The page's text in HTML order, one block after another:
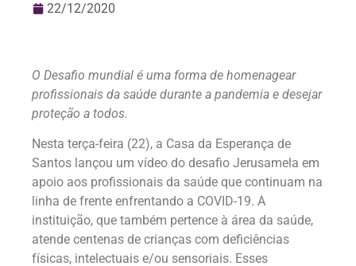
22/12/2020
O Desafio mundial é uma forma de homenagear
profissionais da saúde durante a pandemia e desejar
proteção a todos.
Nesta terça-feira (22), a Casa da Esperança de
Santos lançou um vídeo do desafio Jerusamela em
apoio aos profissionais da saúde que continuam na
linha de frente enfrentando a COVID-19. A
instituição, que também pertence à área da saúde,
atende centenas de crianças com deficiências
físicas, intelectuais e/ou sensoriais. Esses